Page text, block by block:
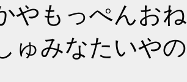
やもっぺんお
ゅみなたいや